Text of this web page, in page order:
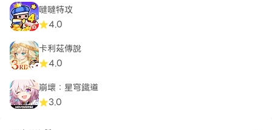
噠噠特攻
4.0
卡利茲傳說
4.0
崩壞：星穹鐵道
3.0